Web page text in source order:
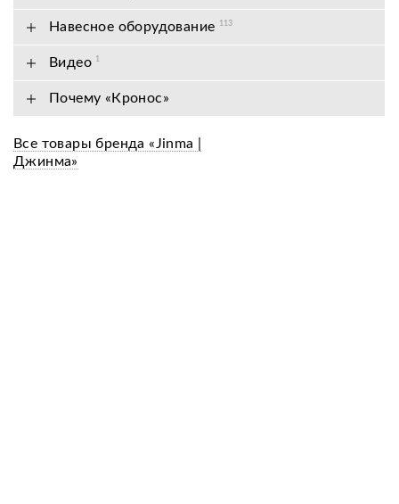
Навесное оборудование 113
Видео 1
Почему «Кронос»
Все товары бренда «Jinma |
Джинма»